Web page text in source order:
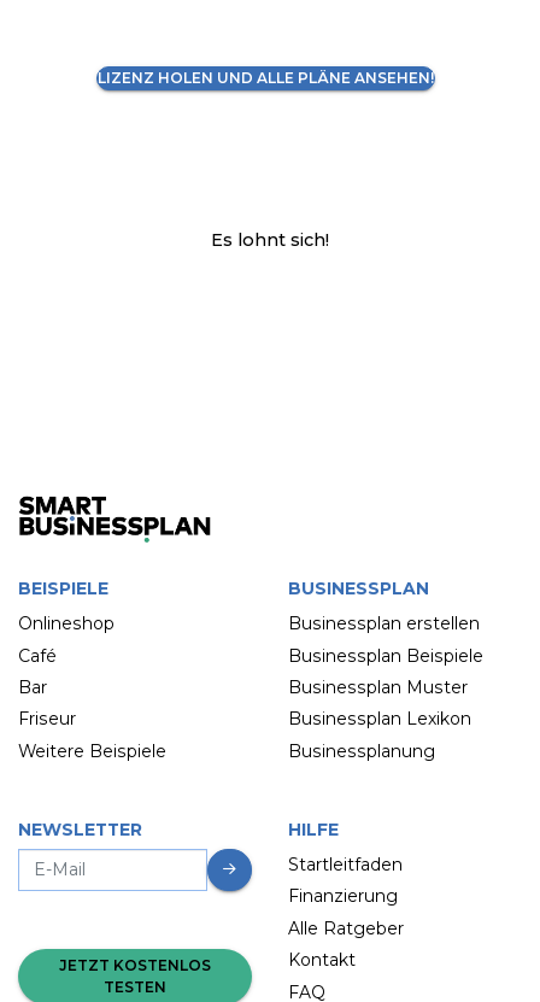
LIZENZ HOLEN UND ALLE PLÄNE ANSEHEN!
Es lohnt sich!
BEISPIELE
Onlineshop
Café
Bar
Friseur
Weitere Beispiele
BUSINESSPLAN
Businessplan erstellen
Businessplan Beispiele
Businessplan Muster
Businessplan Lexikon
Businessplanung
NEWSLETTER
JETZT KOSTENLOS
TESTEN
HILFE
Startleitfaden
Finanzierung
Alle Ratgeber
Kontakt
FAQ